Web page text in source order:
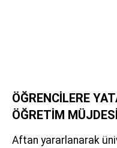
ÖĞRENCİLERE
ÖĞRETİM
Aftan yararlanarak